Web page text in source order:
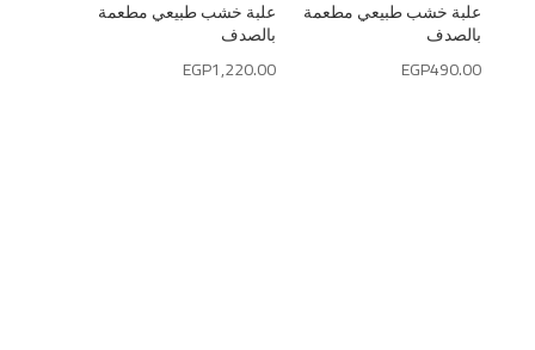
علبة خشب طبيعي مطعمة
بالصدف
EGP1,220.00
علبة خشب طبيعي مطعمة
بالصدف
EGP490.00